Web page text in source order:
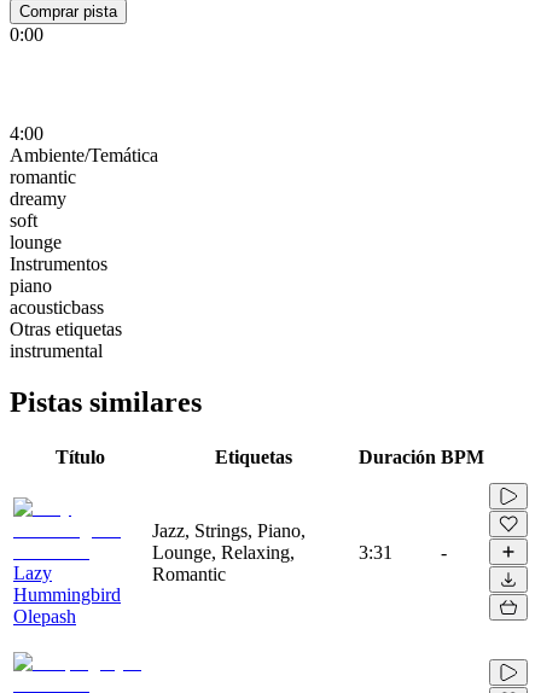
Comprar pista
0:00
4:00
Ambiente/Temática
romantic
dreamy
soft
lounge
Instrumentos
piano
acousticbass
Otras etiquetas
instrumental
Pistas similares
Título Etiquetas Duración BPM
Lazy
Hummingbird
Olepash
Jazz, Strings, Piano,
Lounge, Relaxing,
Romantic
3:31 -